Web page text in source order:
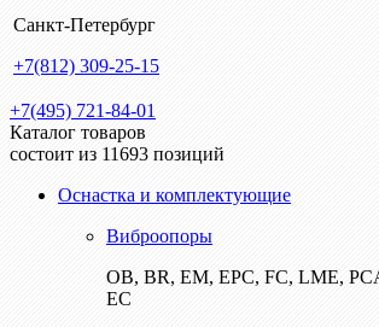
Санкт-Петербург
+7(812) 309-25-15
+7(495) 721-84-01
Каталог товаров
состоит из 11693 позиций
Оснастка и комплектующие
Виброопоры
ОВ, BR, EM, EPC, FC, LME,
EC